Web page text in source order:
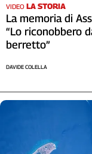
VIDEO LA STORIA
La memoria di
“Lo riconobbero
berretto”
DAVIDE COLELLA